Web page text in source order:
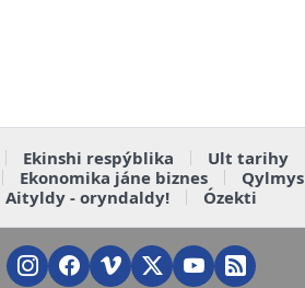
Ekinshi respýblika Ult tarihy
Ekonomika jáne biznes Qylmys
Aityldy - oryndaldy!
Ózekti